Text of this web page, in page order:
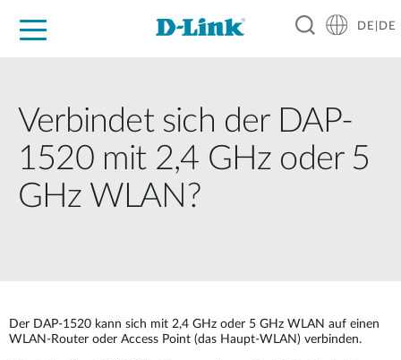
DE|DE
Verbindet sich der DAP-
1520 mit 2,4 GHz oder 5
GHz WLAN?
Der DAP-1520 kann sich mit 2,4 GHz oder 5 GHz WLAN auf einen
WLAN-Router oder Access Point (das Haupt-WLAN) verbinden.